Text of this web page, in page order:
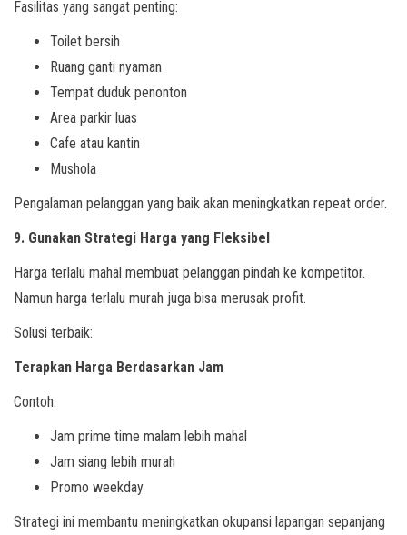
Fasilitas yang sangat penting:
Toilet bersih
Ruang ganti nyaman
Tempat duduk penonton
Area parkir luas
Cafe atau kantin
Mushola
Pengalaman pelanggan yang baik akan meningkatkan repeat order.
9. Gunakan Strategi Harga yang Fleksibel
Harga terlalu mahal membuat pelanggan pindah ke kompetitor.
Namun harga terlalu murah juga bisa merusak profit.
Solusi terbaik:
Terapkan Harga Berdasarkan Jam
Contoh:
Jam prime time malam lebih mahal
Jam siang lebih murah
Promo weekday
Strategi ini membantu meningkatkan okupansi lapangan sepanjang